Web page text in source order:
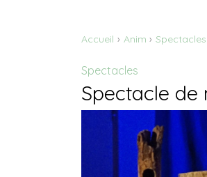
Accueil Anim Spectacles
Spectacles
Spectacle de